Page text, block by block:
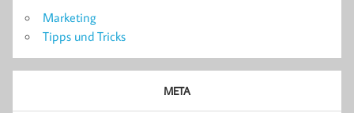
Marketing
Tipps und Tricks
META